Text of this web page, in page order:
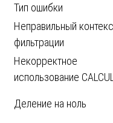
Тип ошибки
Неправильный
фильтрации
Некорректное
использование
Деление на ноль